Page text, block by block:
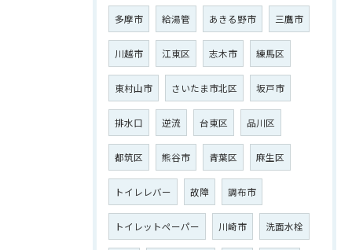
多摩市 給湯管 あきる野市 三鷹市
川越市 江東区 志木市 練馬区
東村山市 さいたま市北区 坂戸市
排水口 逆流 台東区 品川区
都筑区 熊谷市 青葉区 麻生区
トイレレバー 故障 調布市
トイレットペーパー 川崎市 洗面水栓